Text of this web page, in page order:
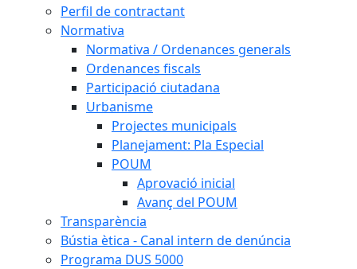
Perfil de contractant
Normativa
Normativa / Ordenances generals
Ordenances fiscals
Participació ciutadana
Urbanisme
Projectes municipals
Planejament: Pla Especial
POUM
Aprovació inicial
Avanç del POUM
Transparència
Bústia ètica - Canal intern de denúncia
Programa DUS 5000